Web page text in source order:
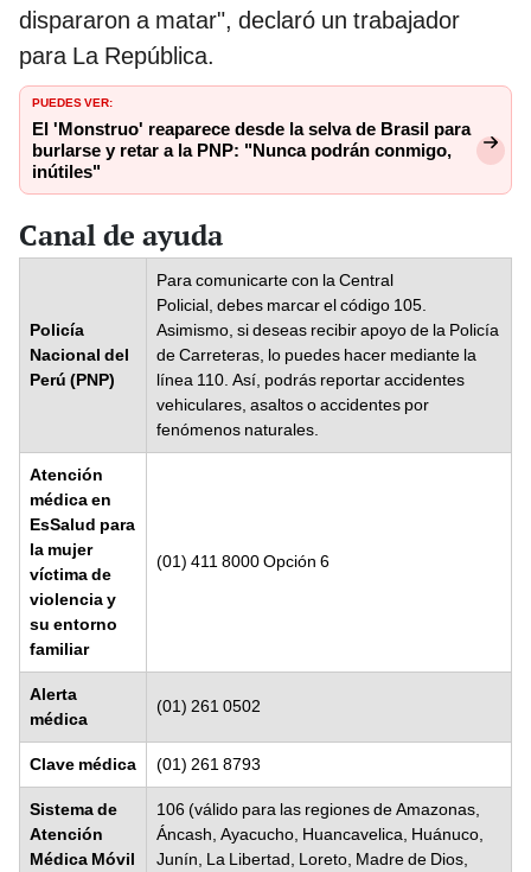
dispararon a matar", declaró un trabajador
para La República.
PUEDES VER:
El 'Monstruo' reaparece desde la selva de Brasil para
burlarse y retar a la PNP: "Nunca podrán conmigo,
inútiles"
Canal de ayuda
Policía
Nacional del
Perú (PNP)
Para comunicarte con la Central
Policial, debes marcar el código 105.
Asimismo, si deseas recibir apoyo de la Policía
de Carreteras, lo puedes hacer mediante la
línea 110. Así, podrás reportar accidentes
vehiculares, asaltos o accidentes por
fenómenos naturales.
Atención
médica en
EsSalud para
la mujer
víctima de
violencia y
su entorno
familiar
(01) 411 8000 Opción 6
Alerta
médica
(01) 261 0502
Clave médica (01) 261 8793
Sistema de
Atención
Médica Móvil
106 (válido para las regiones de Amazonas,
Áncash, Ayacucho, Huancavelica, Huánuco,
Junín, La Libertad, Loreto, Madre de Dios,